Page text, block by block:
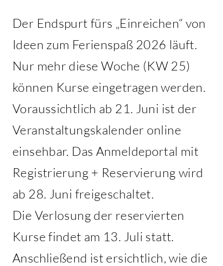
Der Endspurt fürs „Einreichen“ von
Ideen zum Ferienspaß 2026 läuft.
Nur mehr diese Woche (KW 25)
können Kurse eingetragen werden.
Voraussichtlich ab 21. Juni ist der
Veranstaltungskalender online
einsehbar. Das Anmeldeportal mit
Registrierung + Reservierung wird
ab 28. Juni freigeschaltet.
Die Verlosung der reservierten
Kurse findet am 13. Juli statt.
Anschließend ist ersichtlich, wie die